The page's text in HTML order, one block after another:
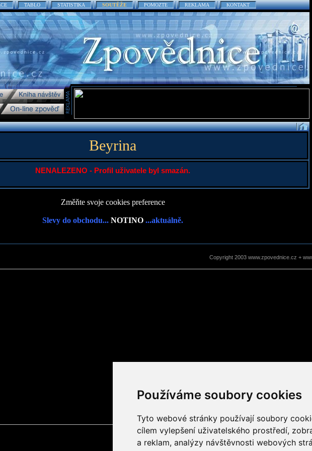
Používáme soubory cookies
Tyto webové stránky používají soubory
cílem vylepšení uživatelského prostředí,
a reklam, analýzy návštěvnosti webových
TABLO STATISTIKA SOUTĚŽE POMOZTE REKLAMA KONTAKT
Beyrina
NENALEZENO - Profil uživatele byl smazán.
Změňte svoje cookies preference
Slevy do obchodu... NOTINO ...aktuálně.
Copyright 2003 www.zpovednice.cz +